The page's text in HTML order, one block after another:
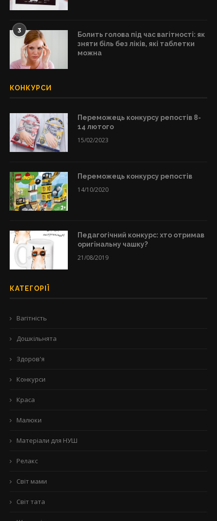
3
Болить голова під час вагітності: як
зняти біль без ліків, які таблетки
можна
КОНКУРСИ
Переможець конкурсу репостів 8-
14 лютого
15/02/2023
Переможець конкурсу репостів
14/10/2020
Педагогічний конкурс: хто отримав
оригінальну чашку?
21/08/2019
КАТЕГОРІЇ
Вагітність
Дошкільнята
Здоров'я
Конкурси
Краса
Малюки
Матеріали для НУШ
Релакс
Світ мами
Світ тата